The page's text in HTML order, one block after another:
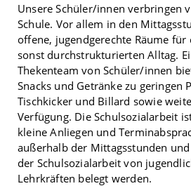
Unsere Schüler/innen verbringen
Schule. Vor allem in den
offene, jugendgerechte Räume für
sonst durchstrukturierten Alltag.
Thekenteam von Schüler/innen
Snacks und Getränke zu geringen
Tischkicker und Billard sowie
Verfügung. Die Schulsozialarbeit
kleine Anliegen und
außerhalb der Mittagsstunden
der Schulsozialarbeit von
Lehrkräften belegt werden.